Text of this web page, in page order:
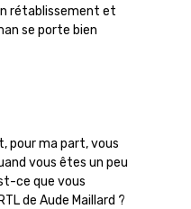
rétablissement et
se porte bien
pour ma part, vous
vous êtes un peu
ce que vous
de Aude Maillard ?